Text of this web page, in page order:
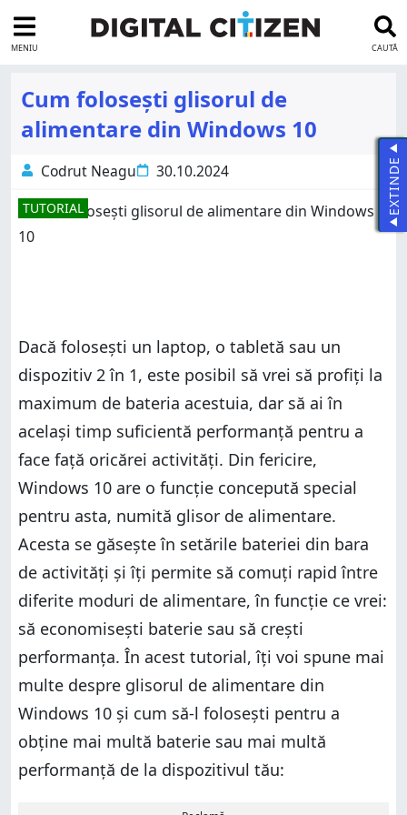
MENIU CAUTĂ
Cum folosești glisorul de
alimentare din Windows 10
Codrut Neagu 30.10.2024
TUTORIAL
Dacă folosești un laptop, o tabletă sau un
dispozitiv 2 în 1, este posibil să vrei să profiți la
maximum de bateria acestuia, dar să ai în
același timp suficientă performanță pentru a
face față oricărei activități. Din fericire,
Windows 10 are o funcție concepută special
pentru asta, numită glisor de alimentare.
Acesta se găsește în setările bateriei din bara
de activități și îți permite să comuți rapid între
diferite moduri de alimentare, în funcție ce vrei:
să economisești baterie sau să crești
performanța. În acest tutorial, îți voi spune mai
multe despre glisorul de alimentare din
Windows 10 și cum să-l folosești pentru a
obține mai multă baterie sau mai multă
performanță de la dispozitivul tău:
EXTINDE